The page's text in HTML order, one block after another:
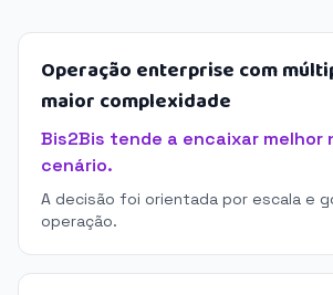
Operação enterprise com
maior complexidade
Bis2Bis tende a encaixar melhor
cenário.
A decisão foi orientada por escala e
operação.